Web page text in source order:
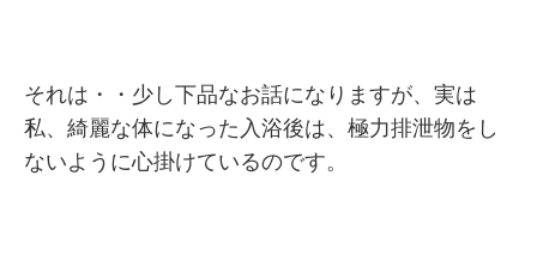
それは・・少し下品なお話になりますが、実は
私、綺麗な体になった入浴後は、極力排泄物をし
ないように心掛けているのです。